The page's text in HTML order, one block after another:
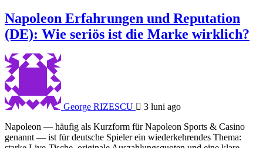
Napoleon Erfahrungen und Reputation
(DE): Wie seriös ist die Marke wirklich?
George RIZESCU
3 luni ago
Napoleon — häufig als Kurzform für Napoleon Sports & Casino
genannt — ist für deutsche Spieler ein wiederkehrendes Thema: